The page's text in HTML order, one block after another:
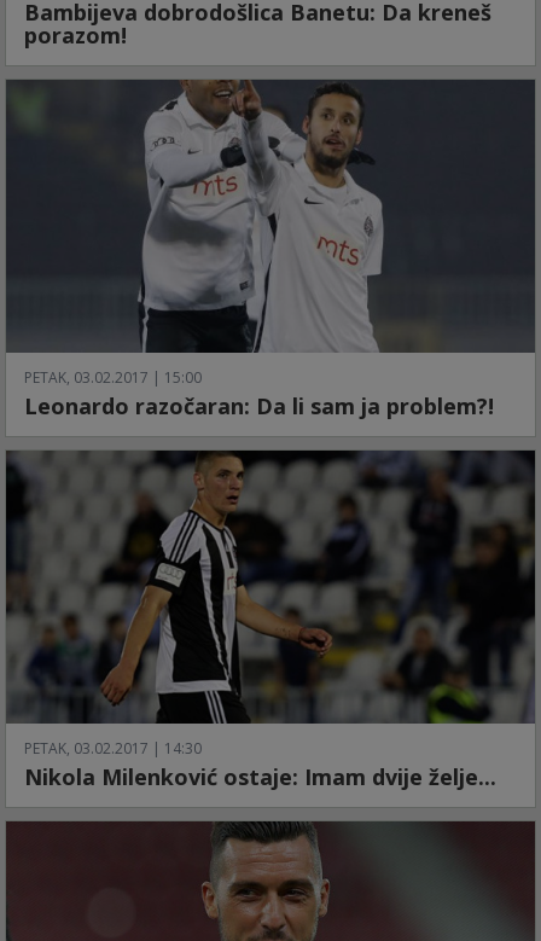
Bambijeva dobrodošlica Banetu: Da kreneš
porazom!
PETAK, 03.02.2017 | 15:00
Leonardo razočaran: Da li sam ja problem?!
PETAK, 03.02.2017 | 14:30
Nikola Milenković ostaje: Imam dvije želje...